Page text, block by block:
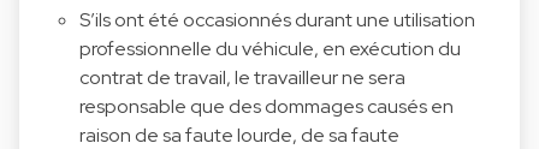
S’ils ont été occasionnés durant une utilisation
professionnelle du véhicule, en exécution du
contrat de travail, le travailleur ne sera
responsable que des dommages causés en
raison de sa faute lourde, de sa faute